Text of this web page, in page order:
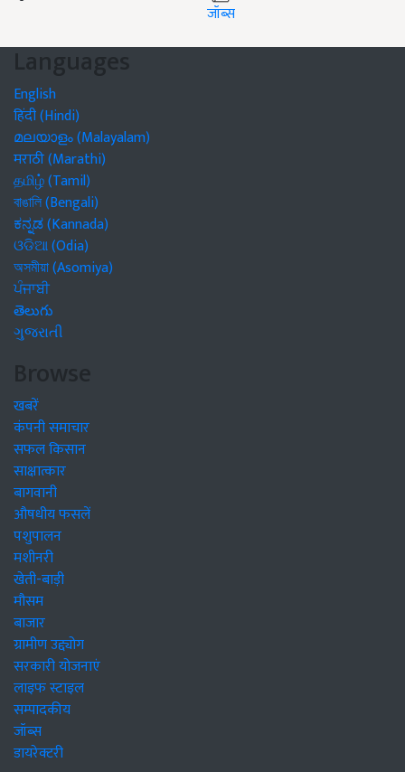
जॉब्स
Languages
English
हिंदी (Hindi)
മലയാളം (Malayalam)
मराठी (Marathi)
தமிழ் (Tamil)
বাঙালি (Bengali)
ಕನ್ನಡ (Kannada)
ଓଡିଆ (Odia)
অসমীয়া (Asomiya)
ਪੰਜਾਬੀ
తెలుగు
ગુજરાતી
Browse
खबरें
कंपनी समाचार
सफल किसान
साक्षात्कार
बागवानी
औषधीय फसलें
पशुपालन
मशीनरी
खेती-बाड़ी
मौसम
बाजार
ग्रामीण उद्द्योग
सरकारी योजनाएं
लाइफ स्टाइल
सम्पादकीय
जॉब्स
डायरेक्टरी